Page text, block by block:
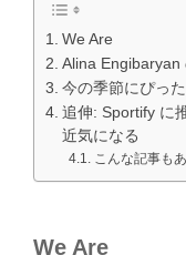
We Are
Alina Engibaryan
今の季節にぴっ
追伸: Sportify に
近気になる
こんな記事も
We Are